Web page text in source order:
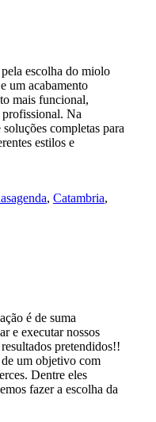
escolha do miolo
um acabamento
mais funcional,
profissional. Na
completas para
estilos e
agenda, Catambria,
é de suma
e executar nossos
pretendidos!!
um objetivo com
Dentre eles
fazer a escolha da